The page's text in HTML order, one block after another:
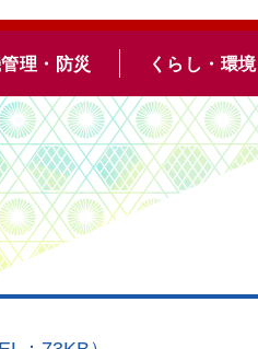
理・防災 くらし・環境